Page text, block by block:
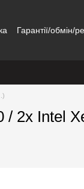
Гарантії/обмін/
2х Intel